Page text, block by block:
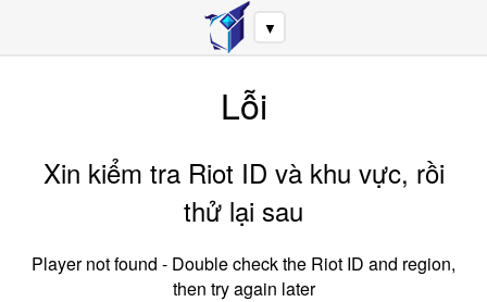
▼
Lỗi
Xin kiểm tra Riot ID và khu vực, rồi
thử lại sau
Player not found - Double check the Riot ID and region,
then try again later